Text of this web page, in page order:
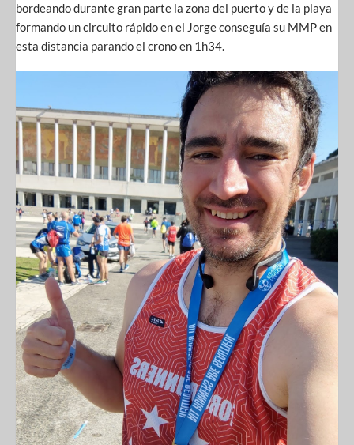
bordeando durante gran parte la zona del puerto y de la playa
formando un circuito rápido en el Jorge conseguía su MMP en
esta distancia parando el crono en 1h34.